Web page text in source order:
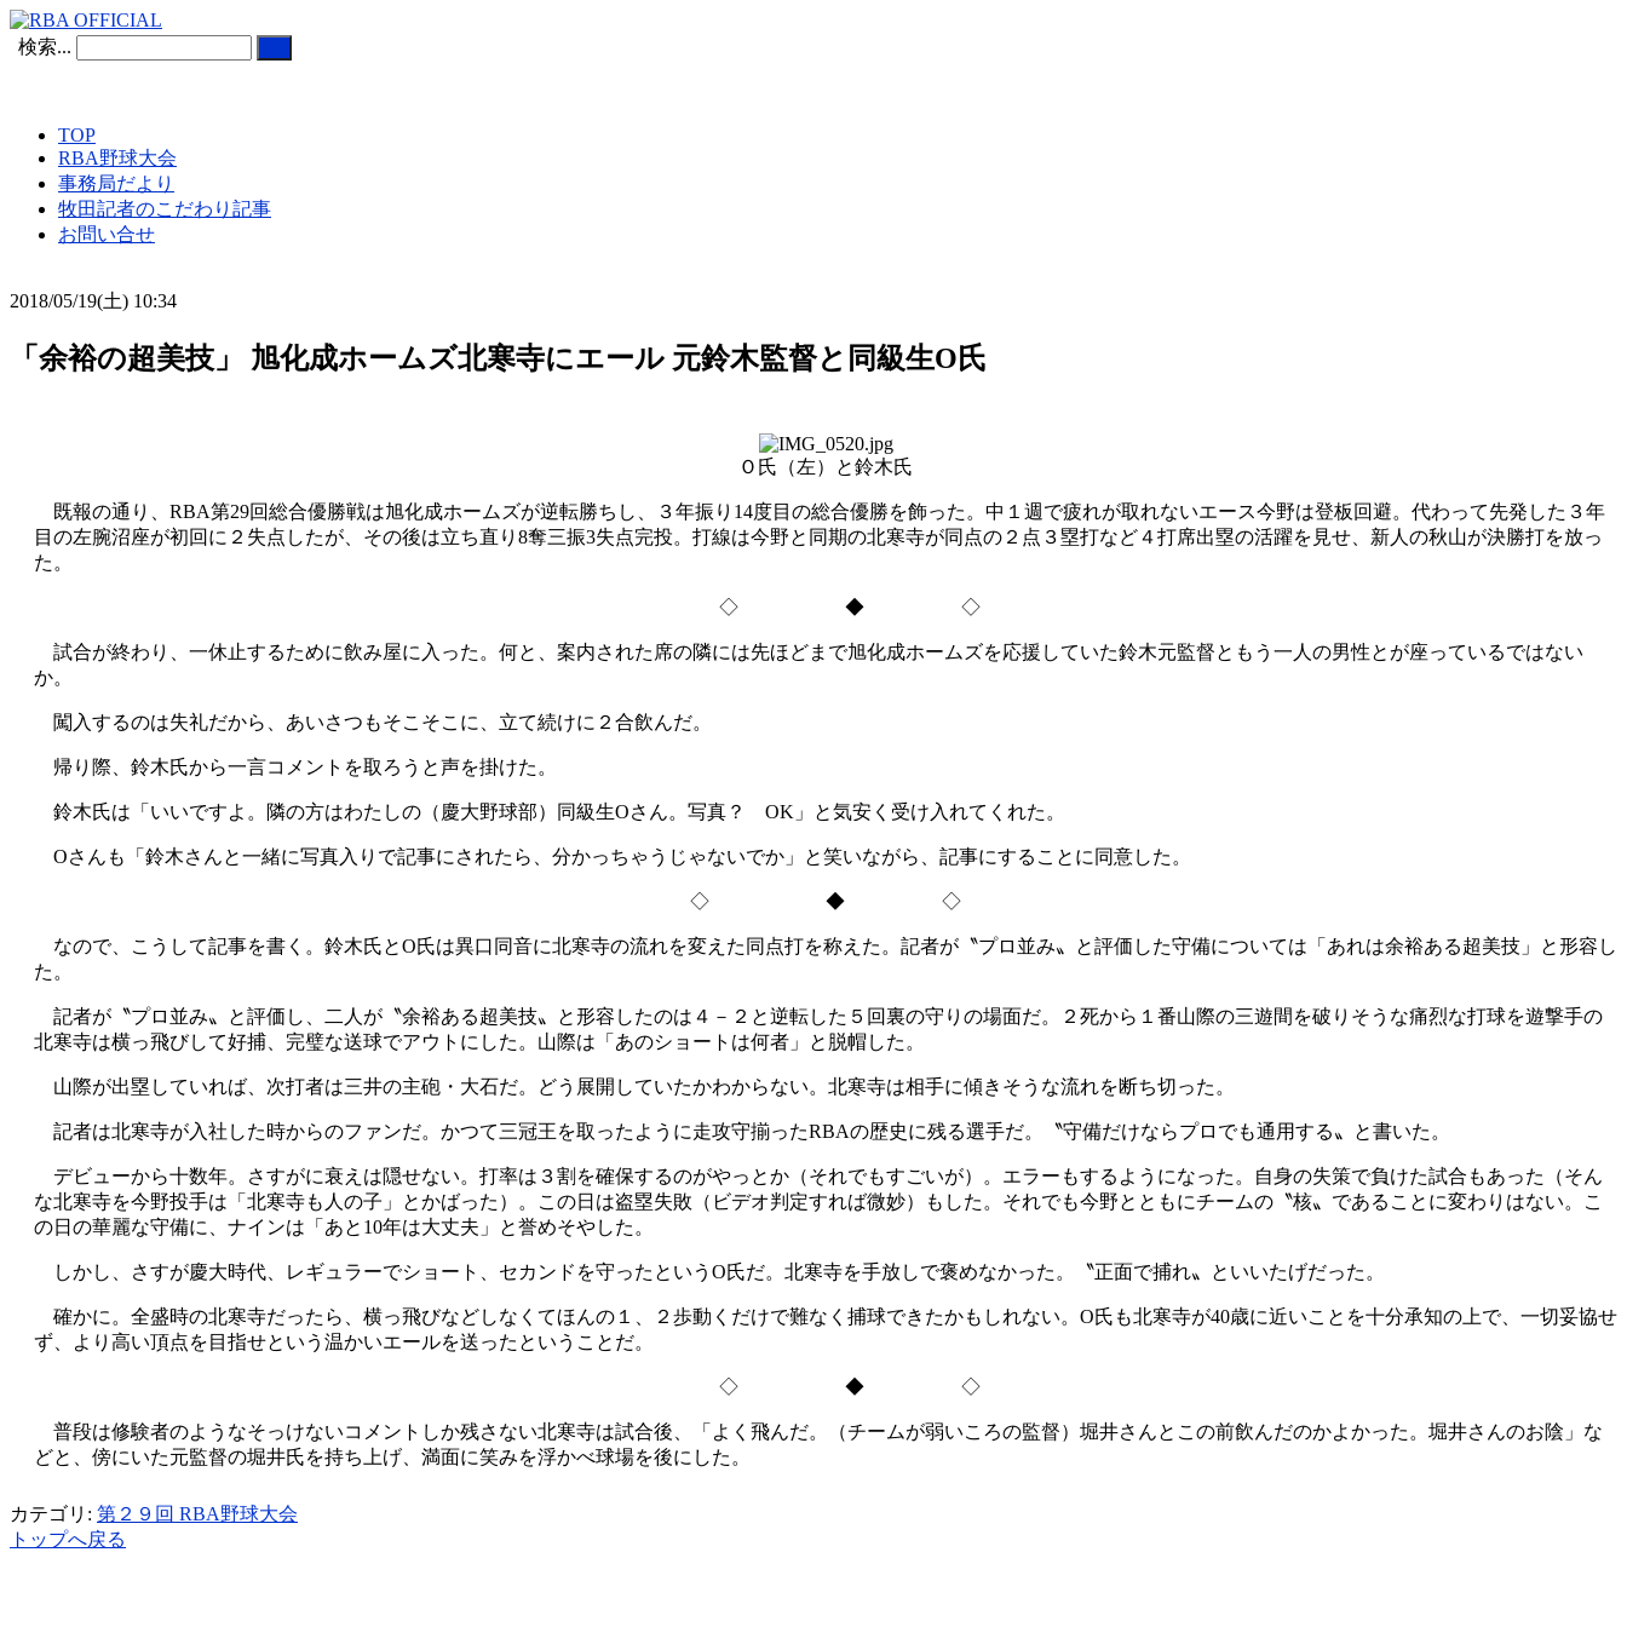
検索...
TOP
RBA野球大会
事務局だより
牧田記者のこだわり記事
お問い合せ
2018/05/19(土) 10:34
「余裕の超美技」 旭化成ホームズ北寒寺にエール 元鈴木監督と同級生O氏
Ｏ氏（左）と鈴木氏
既報の通り、RBA第29回総合優勝戦は旭化成ホームズが逆転勝ちし、３年振り14度目の総合優勝を飾った。中１週で疲れが取れないエース今野は登板回避。代わって先発した３年
目の左腕沼座が初回に２失点したが、その後は立ち直り8奪三振3失点完投。打線は今野と同期の北寒寺が同点の２点３塁打など４打席出塁の活躍を見せ、新人の秋山が決勝打を放っ
た。
◇ ◆ ◇
試合が終わり、一休止するために飲み屋に入った。何と、案内された席の隣には先ほどまで旭化成ホームズを応援していた鈴木元監督ともう一人の男性とが座っているではない
か。
闖入するのは失礼だから、あいさつもそこそこに、立て続けに２合飲んだ。
帰り際、鈴木氏から一言コメントを取ろうと声を掛けた。
鈴木氏は「いいですよ。隣の方はわたしの（慶大野球部）同級生Oさん。写真？ OK」と気安く受け入れてくれた。
Oさんも「鈴木さんと一緒に写真入りで記事にされたら、分かっちゃうじゃないでか」と笑いながら、記事にすることに同意した。
◇ ◆ ◇
なので、こうして記事を書く。鈴木氏とO氏は異口同音に北寒寺の流れを変えた同点打を称えた。記者が〝プロ並み〟と評価した守備については「あれは余裕ある超美技」と形容し
た。
記者が〝プロ並み〟と評価し、二人が〝余裕ある超美技〟と形容したのは４－２と逆転した５回裏の守りの場面だ。２死から１番山際の三遊間を破りそうな痛烈な打球を遊撃手の
北寒寺は横っ飛びして好捕、完璧な送球でアウトにした。山際は「あのショートは何者」と脱帽した。
山際が出塁していれば、次打者は三井の主砲・大石だ。どう展開していたかわからない。北寒寺は相手に傾きそうな流れを断ち切った。
記者は北寒寺が入社した時からのファンだ。かつて三冠王を取ったように走攻守揃ったRBAの歴史に残る選手だ。〝守備だけならプロでも通用する〟と書いた。
デビューから十数年。さすがに衰えは隠せない。打率は３割を確保するのがやっとか（それでもすごいが）。エラーもするようになった。自身の失策で負けた試合もあった（そん
な北寒寺を今野投手は「北寒寺も人の子」とかばった）。この日は盗塁失敗（ビデオ判定すれば微妙）もした。それでも今野とともにチームの〝核〟であることに変わりはない。こ
の日の華麗な守備に、ナインは「あと10年は大丈夫」と誉めそやした。
しかし、さすが慶大時代、レギュラーでショート、セカンドを守ったというO氏だ。北寒寺を手放しで褒めなかった。〝正面で捕れ〟といいたげだった。
確かに。全盛時の北寒寺だったら、横っ飛びなどしなくてほんの１、２歩動くだけで難なく捕球できたかもしれない。O氏も北寒寺が40歳に近いことを十分承知の上で、一切妥協せ
ず、より高い頂点を目指せという温かいエールを送ったということだ。
◇ ◆ ◇
普段は修験者のようなそっけないコメントしか残さない北寒寺は試合後、「よく飛んだ。（チームが弱いころの監督）堀井さんとこの前飲んだのかよかった。堀井さんのお陰」な
どと、傍にいた元監督の堀井氏を持ち上げ、満面に笑みを浮かべ球場を後にした。
カテゴリ: 第２９回 RBA野球大会
トップへ戻る